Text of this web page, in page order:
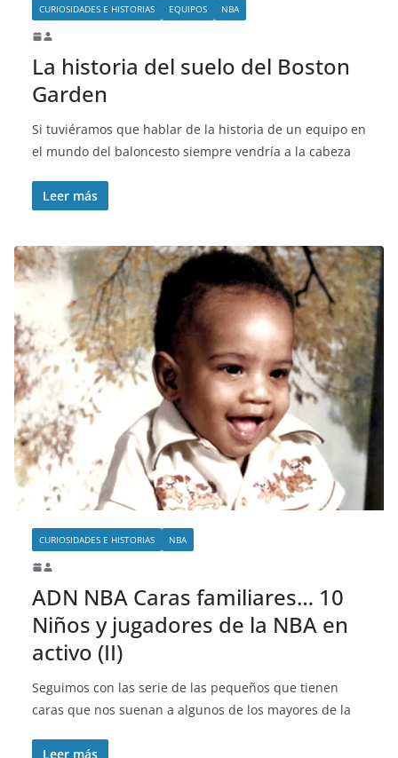
CURIOSIDADES E HISTORIAS EQUIPOS NBA
La historia del suelo del Boston
Garden
Si tuviéramos que hablar de la historia de un equipo en
el mundo del baloncesto siempre vendría a la cabeza
Leer más
CURIOSIDADES E HISTORIAS NBA
ADN NBA Caras familiares… 10
Niños y jugadores de la NBA en
activo (II)
Seguimos con las serie de las pequeños que tienen
caras que nos suenan a algunos de los mayores de la
Leer más